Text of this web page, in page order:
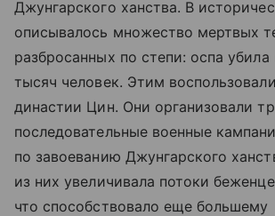
Джунгарского ханства. В
описывалось множество мертвых
разбросанных по степи: оспа
тысяч человек. Этим
династии Цин. Они организовали
последовательные военные
по завоеванию Джунгарского
из них увеличивала потоки
что способствовало еще большему